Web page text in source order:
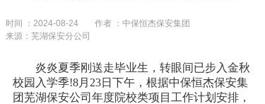
时间 ：2024-08-24
作者 ：中保恒杰保安集团
来源：芜湖保安分公司
炎炎夏季刚送走毕业生，转眼间已步入金秋
校园入学季!8月23日下午，根据中保恒杰保安集
团芜湖保安公司年度院校类项目工作计划安排，